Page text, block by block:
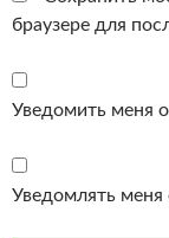
браузере для
Уведомить меня
Уведомлять меня